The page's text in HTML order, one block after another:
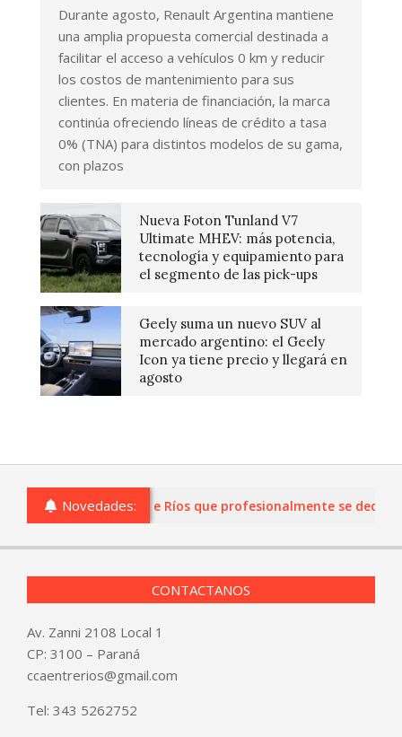
Durante agosto, Renault Argentina mantiene
una amplia propuesta comercial destinada a
facilitar el acceso a vehículos 0 km y reducir
los costos de mantenimiento para sus
clientes. En materia de financiación, la marca
continúa ofreciendo líneas de crédito a tasa
0% (TNA) para distintos modelos de su gama,
con plazos
Nueva Foton Tunland V7
Ultimate MHEV: más potencia,
tecnología y equipamiento para
el segmento de las pick-ups
Geely suma un nuevo SUV al
mercado argentino: el Geely
Icon ya tiene precio y llegará en
agosto
Novedades:
o comercios de Entre Ríos que profesionalmente se
CONTACTANOS
Av. Zanni 2108 Local 1
CP: 3100 – Paraná
ccaentrerios@gmail.com
Tel: 343 5262752